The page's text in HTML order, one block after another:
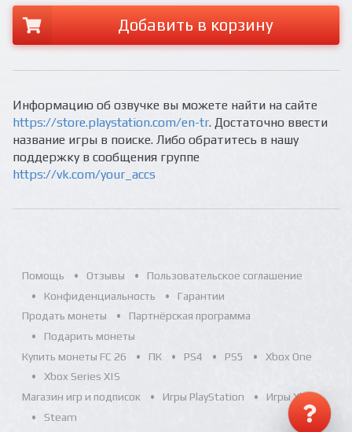
Добавить в корзину
Информацию об озвучке вы можете найти на сайте
https://store.playstation.com/en-tr. Достаточно ввести
название игры в поиске. Либо обратитесь в нашу
поддержку в сообщения группе
https://vk.com/your_accs
Помощь Отзывы
Пользовательское соглашение
Конфиденциальность
Гарантии
Продать монеты
Партнёрская программа
Подарить монеты
Купить монеты FC 26
ПК PS4 PS5
Xbox One
Xbox Series X|S
Магазин игр и подписок
Игры PlayStation
Игры Xbox
Steam